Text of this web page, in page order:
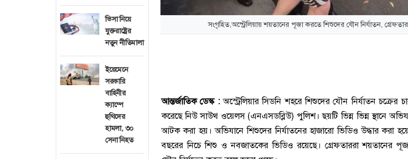
ভিসা নিয়ে
যুক্তরাষ্ট্রের
নতুন নীতিমালা
ইয়েমেনে
সরকারি
বাহিনীর
ক্যাম্পে
হুথিদের
হামলা, ৩০
সেনা নিহত
সংগৃহিত,অস্ট্রেলিয়ায় শয়তানের পূজা করতে শিশুদের যৌন নির্যাতন,
আন্তর্জাতিক ডেস্ক :অস্ট্রেলিয়ার সিডনি শহরে শিশুদের যৌন নির্যাতন চক্রের
করেছে নিউ সাউথ ওয়েলস (এনএসডব্লিউ) পুলিশ। ছয়টি ভিন্ন ভিন্ন স্থানে
আটক করা হয়। অভিযানে শিশুদের নির্যাতনের হাজারো ভিডিও উদ্ধার করা
বছরের নিচে শিশু ও নবজাতকের ভিডিও রয়েছে। গ্রেফতাররা শয়তানের